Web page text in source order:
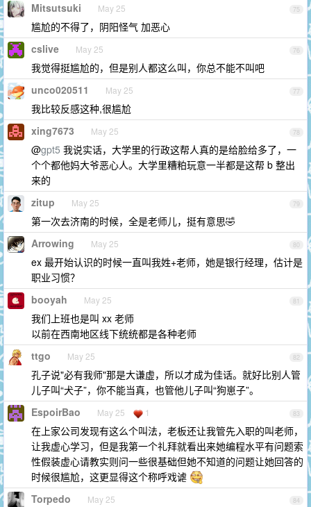
75
Mitsutsuki May 25
尴尬的不得了，阴阳怪气 加恶心
76
cslive May 25
我觉得挺尴尬的，但是别人都这么叫，你总不能不叫吧
77
unco020511 May 25
我比较反感这种,很尴尬
78
xing7673 May 25
@gpt5 我说实话，大学里的行政这帮人真的是给脸给多了，一
个个都他妈大爷恶心人。大学里糟粕玩意一半都是这帮 b 整出
来的
79
zitup May 25
第一次去济南的时候，全是老师儿，挺有意思🤣
80
Arrowing May 25
ex 最开始认识的时候一直叫我姓+老师，她是银行经理，估计是
职业习惯？
81
booyah May 25
我们上班也是叫 xx 老师
以前在西南地区线下统统都是各种老师
82
ttgo May 25
孔子说"必有我师"那是大谦虚，所以才成为佳话。就好比别人管
儿子叫“犬子”，你不能当真，也管他儿子叫“狗崽子”。
83
EspoirBao May 25 1
在上家公司发现有这么个叫法，老板还让我管先入职的叫老师，
让我虚心学习，但是我第一个礼拜就看出来她编程水平有问题索
性假装虚心请教实则问一些很基础但她不知道的问题让她回答的
时候很尴尬，这更显得这个称呼戏谑
84
Torpedo May 25